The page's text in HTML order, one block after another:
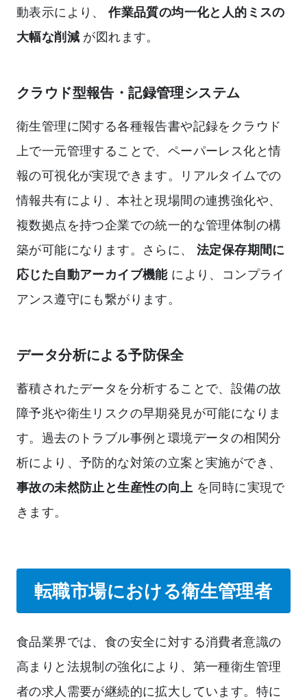
動表示により、作業品質の均一化と人的ミスの
大幅な削減 が図れます。
クラウド型報告・記録管理システム
衛生管理に関する各種報告書や記録をクラウド
上で一元管理することで、ペーパーレス化と情
報の可視化が実現できます。リアルタイムでの
情報共有により、本社と現場間の連携強化や、
複数拠点を持つ企業での統一的な管理体制の構
築が可能になります。さらに、 法定保存期間に
応じた自動アーカイブ機能により、コンプライ
アンス遵守にも繋がります。
データ分析による予防保全
蓄積されたデータを分析することで、設備の故
障予兆や衛生リスクの早期発見が可能になりま
す。過去のトラブル事例と環境データの相関分
析により、予防的な対策の立案と実施ができ、
事故の未然防止と生産性の向上 を同時に実現で
きます。
転職市場における衛生管理者
食品業界では、食の安全に対する消費者意識の
高まりと法規制の強化により、第一種衛生管理
者の求人需要が継続的に拡大しています。特に